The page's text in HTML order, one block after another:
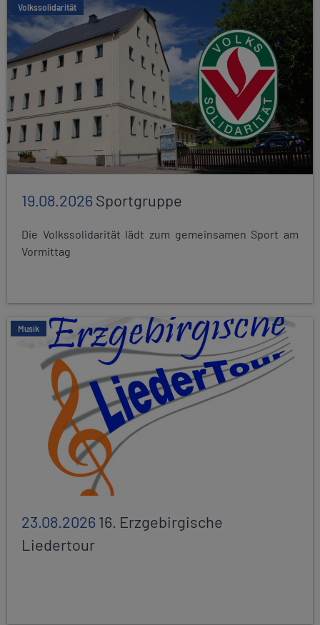
Volkssolidarität
19.08.2026Sportgruppe
Die Volkssolidarität lädt zum gemeinsamen Sport am
Vormittag
Musik
23.08.202616. Erzgebirgische
Liedertour